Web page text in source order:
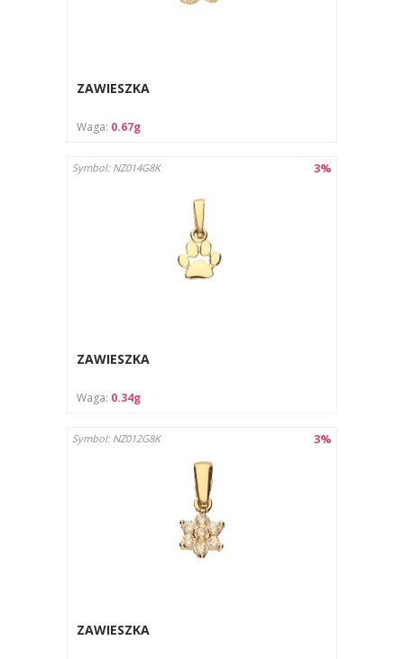
ZAWIESZKA
Waga: 0.67g
3%
Symbol: NZ014G8K
ZAWIESZKA
Waga: 0.34g
3%
Symbol: NZ012G8K
ZAWIESZKA